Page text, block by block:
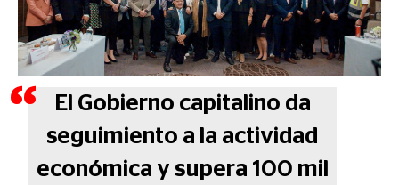
El Gobierno capitalino da
seguimiento a la actividad
económica y supera 100 mil